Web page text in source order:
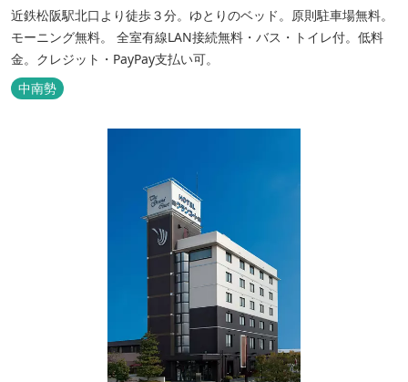
近鉄松阪駅北口より徒歩３分。ゆとりのベッド。原則駐車場無料。
モーニング無料。 全室有線LAN接続無料・バス・トイレ付。低料
金。クレジット・PayPay支払い可。
中南勢